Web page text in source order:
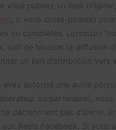
vous publiez un Reel
, si vous cross-postez)
ou complètes. Lorsqu’un
soit de bloquer la diffusion
un lien d’attribution vers
avez autorisé une autre
ou partenaire), vous
déclenchent pas d’alerte.
aux Reels Facebook. Si